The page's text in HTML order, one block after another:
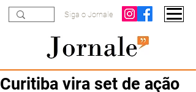
Siga o Jornale
Curitiba vira set de ação